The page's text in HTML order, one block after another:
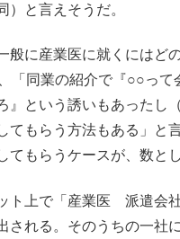
）と言えそうだ。
に産業医に就くにはど
「同業の紹介で『○○って
という誘いもあったし
てもらう方法もある」と
てもらうケースが、数と
ト上で「産業医 派遣会
される。そのうちの一社